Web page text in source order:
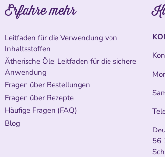
Erfahre mehr
Leitfaden für die Verwendung von
Inhaltsstoffen
Ätherische Öle: Leitfaden für die sichere
Anwendung
Fragen über Bestellungen
Fragen über Rezepte
Häufige Fragen (FAQ)
Blog
56